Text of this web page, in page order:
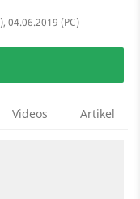
04.06.2019 (PC)
Videos Artikel